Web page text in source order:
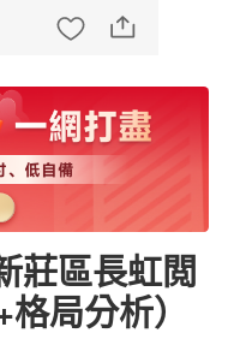
莊區長虹閲
局分析）